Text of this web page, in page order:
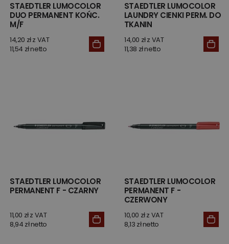
STAEDTLER LUMOCOLOR
DUO PERMANENT KOŃC.
M/F
14,20 zł z VAT
11,54 zł netto
STAEDTLER LUMOCOLOR
LAUNDRY CIENKI PERM. DO
TKANIN
14,00 zł z VAT
11,38 zł netto
STAEDTLER LUMOCOLOR
PERMANENT F - CZARNY
11,00 zł z VAT
8,94 zł netto
STAEDTLER LUMOCOLOR
PERMANENT F -
CZERWONY
10,00 zł z VAT
8,13 zł netto